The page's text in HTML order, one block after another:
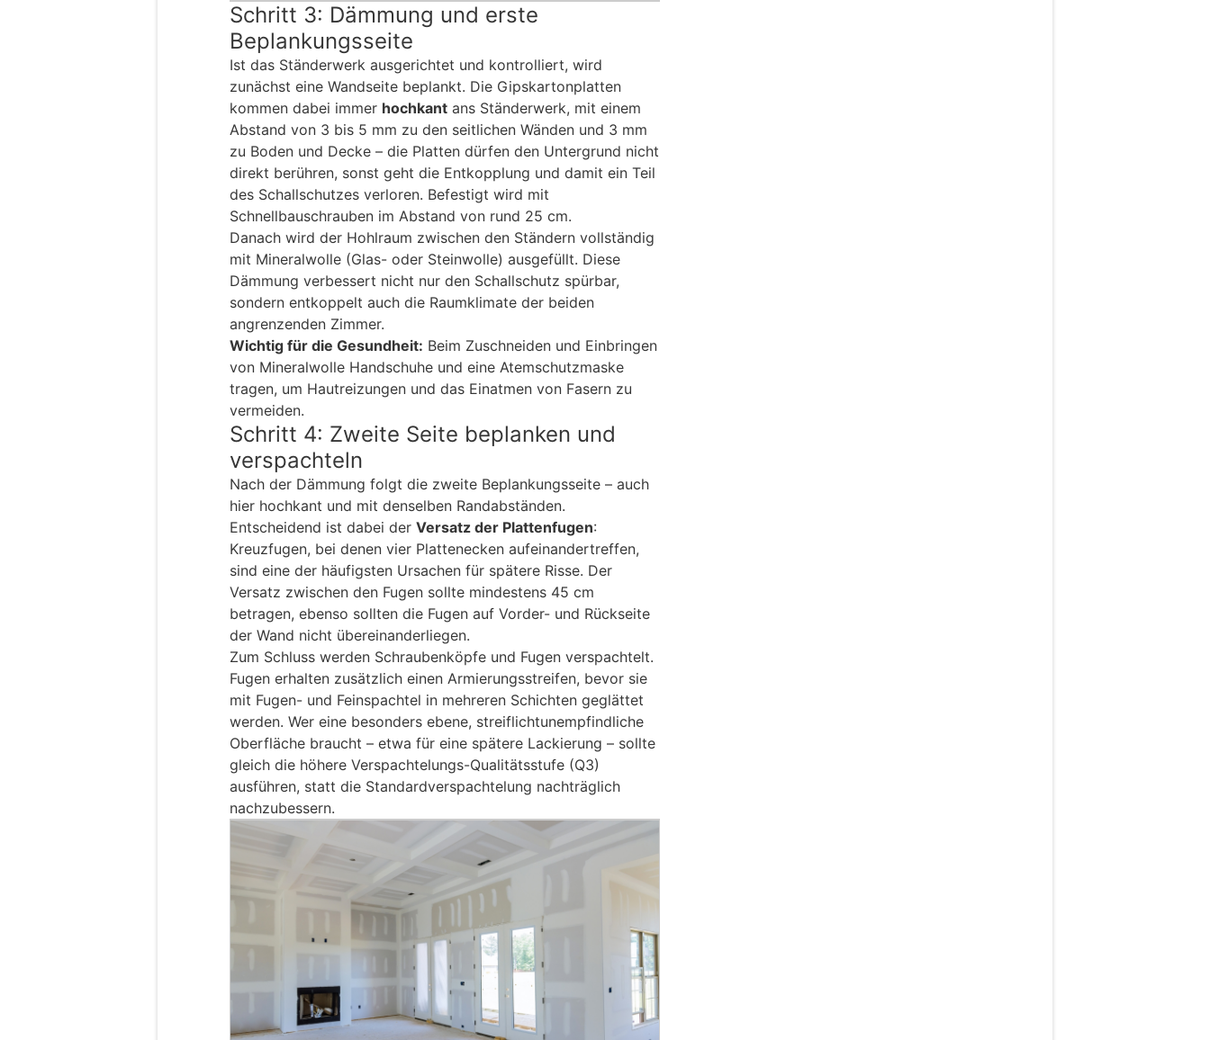
Schritt 3: Dämmung und erste
Beplankungsseite
Ist das Ständerwerk ausgerichtet und kontrolliert, wird
zunächst eine Wandseite beplankt. Die Gipskartonplatten
kommen dabei immer hochkant ans Ständerwerk, mit einem
Abstand von 3 bis 5 mm zu den seitlichen Wänden und 3 mm
zu Boden und Decke – die Platten dürfen den Untergrund nicht
direkt berühren, sonst geht die Entkopplung und damit ein Teil
des Schallschutzes verloren. Befestigt wird mit
Schnellbauschrauben im Abstand von rund 25 cm.
Danach wird der Hohlraum zwischen den Ständern vollständig
mit Mineralwolle (Glas- oder Steinwolle) ausgefüllt. Diese
Dämmung verbessert nicht nur den Schallschutz spürbar,
sondern entkoppelt auch die Raumklimate der beiden
angrenzenden Zimmer.
Wichtig für die Gesundheit: Beim Zuschneiden und Einbringen
von Mineralwolle Handschuhe und eine Atemschutzmaske
tragen, um Hautreizungen und das Einatmen von Fasern zu
vermeiden.
Schritt 4: Zweite Seite beplanken und
verspachteln
Nach der Dämmung folgt die zweite Beplankungsseite – auch
hier hochkant und mit denselben Randabständen.
Entscheidend ist dabei der Versatz der Plattenfugen:
Kreuzfugen, bei denen vier Plattenecken aufeinandertreffen,
sind eine der häufigsten Ursachen für spätere Risse. Der
Versatz zwischen den Fugen sollte mindestens 45 cm
betragen, ebenso sollten die Fugen auf Vorder- und Rückseite
der Wand nicht übereinanderliegen.
Zum Schluss werden Schraubenköpfe und Fugen verspachtelt.
Fugen erhalten zusätzlich einen Armierungsstreifen, bevor sie
mit Fugen- und Feinspachtel in mehreren Schichten geglättet
werden. Wer eine besonders ebene, streiflichtunempfindliche
Oberfläche braucht – etwa für eine spätere Lackierung – sollte
gleich die höhere Verspachtelungs-Qualitätsstufe (Q3)
ausführen, statt die Standardverspachtelung nachträglich
nachzubessern.